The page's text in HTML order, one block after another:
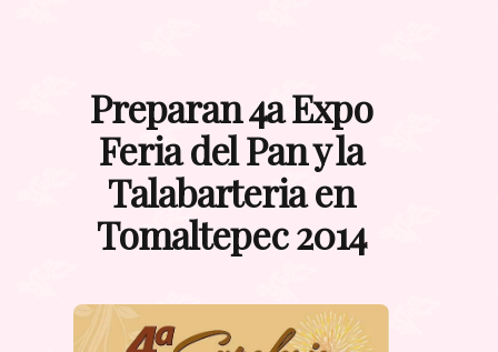
Preparan 4a Expo
Feria del Pan y la
Talabarteria en
Tomaltepec 2014